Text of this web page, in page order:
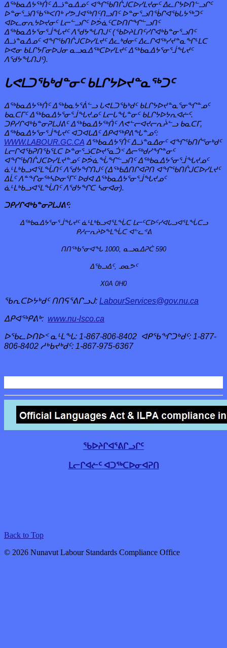
ᐃᖅᑲᓇᐃᔭᖅᑏᑦ ᐃᓘᓐᓇᐃᓄᑦ ᐊᖏᖃᑎᒌᒍᑕᐅᓯᒪᔪᓂᑦ ᐃᓚᒋᔭᐅᑎᓪᓗᒋᑦ
ᐅᓐᓂᕐᓘᑎᖃᖅᐸᑎᒃ ᓯᕗᒧᐊᖅᑎᑦᑎᓗᑎᑦ ᐅᓐᓂᕐᓗᑎᖄᒋᐊᖃᒐᔭᖅᑐᑦ
ᐊᐅᓚᓂᕆᔭᐅᔪᓂᑦ ᒪᓕᓪᓗᒋᑦ ᐅᕘᓈᑦᑕᐅᑎᒋᖏᓪᓗᑎᑦ
ᐃᖅᑲᓇᐃᔭᕐᓂᕐᒨᖓᔪᑦ ᐱᖁᔭᖓᑎᒍᑦ (ᖃᐅᔨᒪᑎᑦᓯᒋᐊᒃᑲᓐᓂᕐᓗᑎᑦ
ᐃᓘᓐᓇᐃᓄᑦ ᐊᖏᖃᑎᒌᒍᑕᐅᓯᒪᔪᑦ ᐃᓚᒃᑯᓂᑦ ᐃᓚᒋᐊᖅᓯᔪᓐᓇᖏᒻᒪᑕ
ᐅᕙᓂ ᑲᒪᒋᔭᒥᓂᐅᒍᓂ ᓇᓗᓇᐃᖅᑕᐅᓯᒪᔪᑦ ᐃᖅᑲᓇᐃᔭᕐᓂᕐᒨᖓᔪᑦ
ᐱᖁᔭᖓᑎᒍᑦ).
ᒐᕙᒪᑐᖃᒃᑯᓐᓂᑦ ᑲᒪᒋᔭᐅᔪᓐᓇᖅᑐᑦ
ᐃᖅᑲᓇᐃᔭᖅᑏᑦ ᐃᖅᑲᓇᔭᕐᕖᓪᓗ ᒐᕙᒪᑐᖃᒃᑯᑦ ᑲᒪᒋᔭᐅᔪᓐᓇᕐᓂᖏᓐᓄᑦ
ᑲᓇᑕᒥᑦ ᐃᖅᑲᓇᐃᔭᕐᓂᕐᒨᖓᔪᓄᑦ ᒪᓕᒐᖓᓐᓂᑦ ᑲᒪᒋᔭᐅᔭᕆᐊᓖᑦ.
ᑐᑭᓯᒋᐊᒃᑲᓐᓂᕈᒪᒍᕕᑦ ᐃᖅᑲᓇᐃᔭᖅᑏᑦ ᐱᕙᓪᓕᐊᔪᓕᕆᔩᓪᓗ ᑲᓇᑕᒥ,
ᐃᖅᑲᓇᐃᔭᕐᓂᕐᒨᖓᔪᑦ ᐊᑐᐊᒐᐃᑦ ᐃᑭᐊᖅᑭᕕᖓᓐᓄᑦ:
WWW.LABOUR.GC.CA ᐃᖅᑲᓇᐃᔭᕐᑏᑦ ᐃᓘᓐᓇᐃᓂᑦ ᐊᖏᖃᑎᒌᕐᓂᒃᑯᑦ
ᒪᓕᒋᐊᖃᕈᑎᖃᕐᒪᑕ ᐅᓐᓂᕐᓘᑕᐅᔪᕐᓇᑑᑉ ᐃᓕᖅᑯᓯᖏᓐᓂᑦ
ᐊᖏᖃᑎᒌᒍᑕᐅᓯᒪᔪᓐᓄᑦ ᐅᕘᓈᖔᖏᓪᓗᑎᑦ ᐃᖅᑲᓇᐃᔭᕐᓂᕐᒨᖓᔪᓄᑦ
ᓈᒻᒪᒃᑲᓗᐊᕐᒪᖔᑎᑦ ᐱᖁᔭᖏᑎᒍᑦ (ᐃᖅᑲᐃᑎᒋᐊᕈᑎ ᐊᖏᖃᑎᒌᒍᑕᐅᓯᒪᔪᑦ
ᐃᒫᑦ ᐱᓐᖏᓂᖅᓴᐅᓂᕐᒥᑦ ᐅᑯᐊ ᐃᖅᑲᓇᐃᔭᕐᓂᕐᒨᖓᔪᓄᑦ
ᓈᒻᒪᒃᑲᓗᐊᕐᒪᖔᑎᑦ ᐱᖁᔭᖏᑕ ᓴᓂᐊᓂ).
ᑐᑭᓯᒋᐊᒃᑲᓐᓂᕈᒪᒍᕕᑦ:
ᐃᖅᑲᓇᐃᔭᕐᓂᕐᒨᖓᔪᑦ ᓈᒻᒪᒃᑲᓗᐊᕐᒪᖔᑕ ᒪᓕᑦᑕᐅᑦᓯᐊᒐᓗᐊᕐᒪᖔᑕᓗ
ᑭᓱᓕᕆᔨᐅᖕᒪᖔᑕ ᐊᓪᓚᕝᕕ
ᑎᑎᖅᑲᕐᓂᐊᖓ 1000, ᓇᓗᓇᐃᕈᑖ 590
ᐃᖃᓗᐃᑦ, ᓄᓇᕗᑦ
X0A 0H0
ᖃᕆᑕᐅᔭᒃᑯᑦ ᑎᑎᕋᕐᕕᒋᓗᒍ: LabourServices@gov.nu.ca
ᐃᑭᐊᖅᑭᕕᒃ: www.nu-lsco.ca
ᐅᖃᓚᐅᑎᐅᑉ ᓇᒻᒪᖓ: 1-867-806-8402 ᐊᑭᖃᖏᑐᒃᑯᑦ: 1-877-
806-8402 ᓱᒃᑲᔪᒃᑯᑦ: 1-867-975-6367
ᖃᐅᔨᒋᐊᕐᕕᒋᓗᒋᑦ
ᒪᓕᒋᐊᓖᑦ ᐊᑐᖅᑕᐅᓂᐊᕈᑎ
Back to Top
© 2026 Nunavut Labour Standards Compliance Office